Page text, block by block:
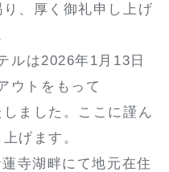
、厚く御礼申し上げ
ルは2026年1月13日
ウトをもって
ました。ここに謹ん
げます。
寺湖畔にて地元在住